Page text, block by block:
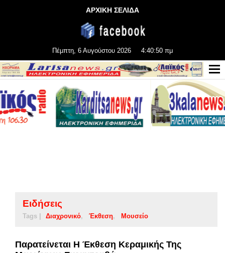
ΑΡΧΙΚΗ ΣΕΛΙΔΑ
Πέμπτη, 6 Αυγούστου 2026 4:40:50 πμ
Ειδήσεις
Tags | Διαχρονικό Έκθεση Μουσείο
Παρατείνεται Η Έκθεση Κεραμικής Της